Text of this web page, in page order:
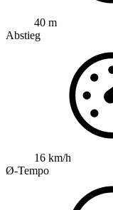
40 m
Abstieg
16 km/h
Ø-Tempo